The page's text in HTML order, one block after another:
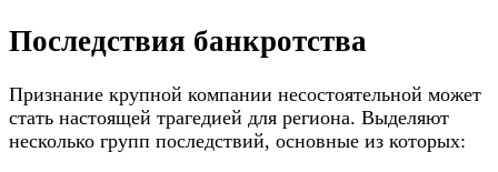
Последствия банкротства
Признание крупной компании несостоятельной может
стать настоящей трагедией для региона. Выделяют
несколько групп последствий, основные из которых: